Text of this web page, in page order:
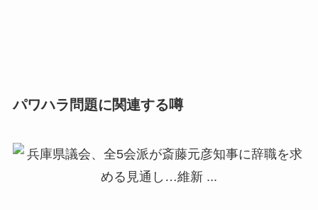
パワハラ問題に関連する噂